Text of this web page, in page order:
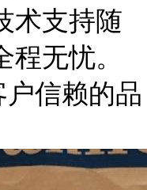
术支持随
无忧。
信赖的品